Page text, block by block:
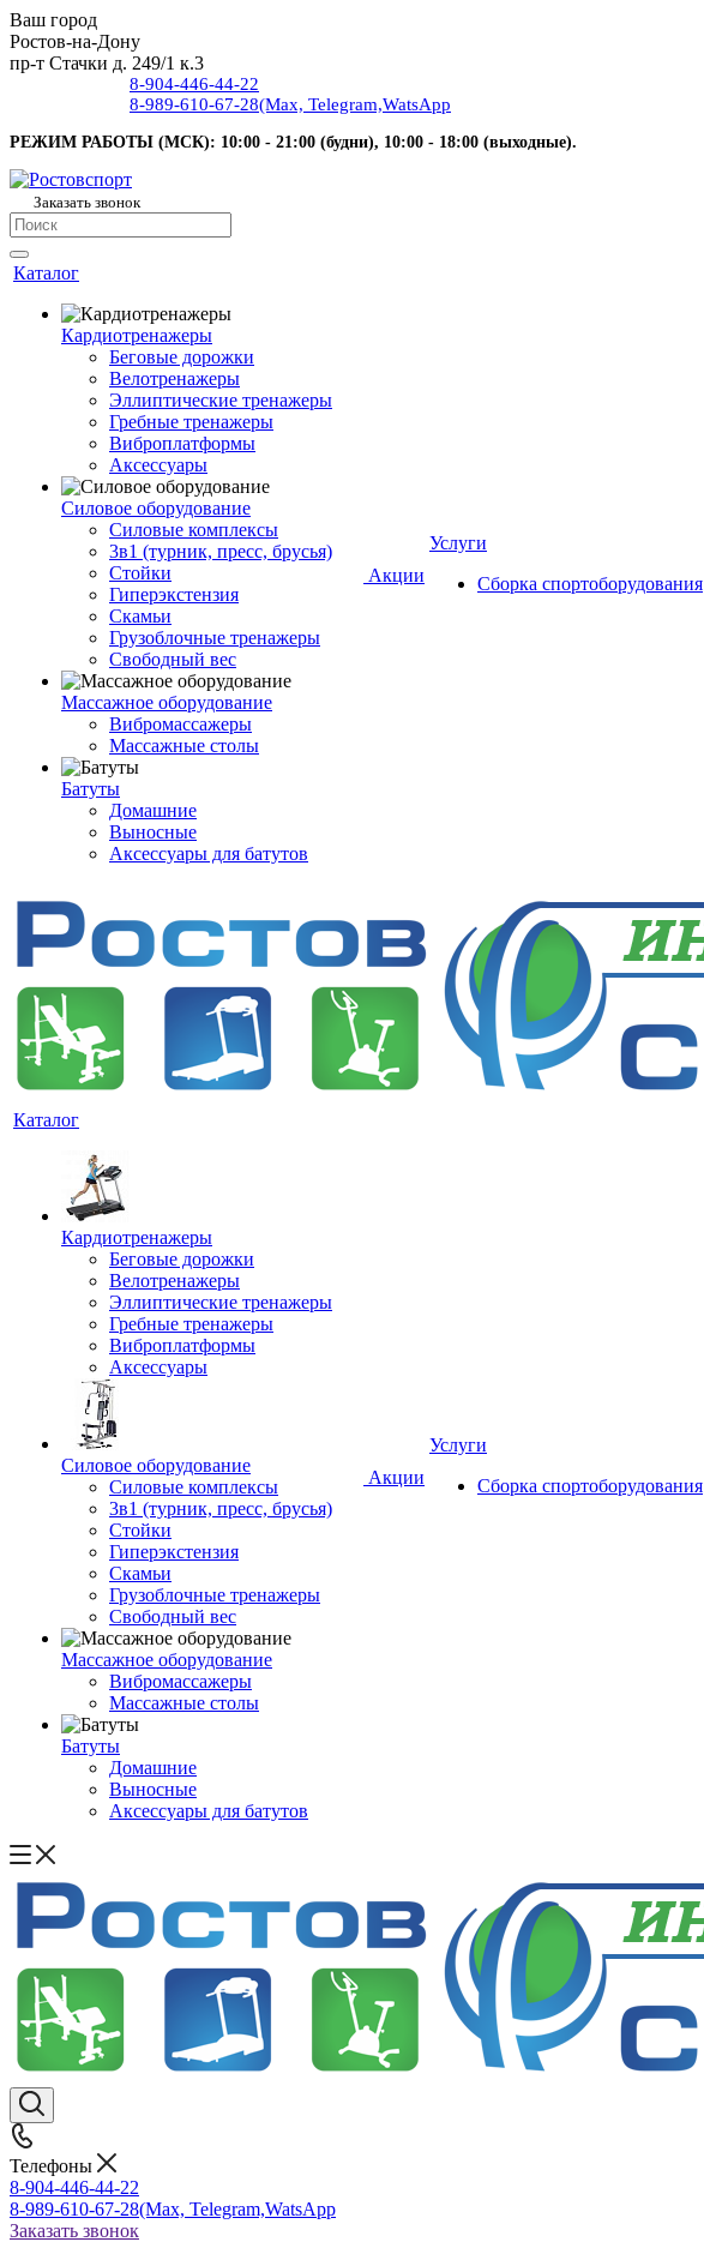
Ваш город
Ростов-на-Дону
пр-т Стачки д. 249/1 к.3
8-904-446-44-22
8-989-610-67-28(Max, Telegram,WatsApp
РЕЖИМ РАБОТЫ (МСК): 10:00 - 21:00 (будни), 10:00 - 18:00 (выходные).
Заказать звонок
Каталог
Кардиотренажеры
Беговые дорожки
Велотренажеры
Эллиптические тренажеры
Гребные тренажеры
Виброплатформы
Аксессуары
Силовое оборудование
Силовые комплексы
3в1 (турник, пресс, брусья)
Стойки
Гиперэкстензия
Скамьи
Грузоблочные тренажеры
Свободный вес
Массажное оборудование
Вибромассажеры
Массажные столы
Батуты
Домашние
Выносные
Аксессуары для батутов
Акции
Услуги
Сборка спортоборудования
Каталог
Кардиотренажеры
Беговые дорожки
Велотренажеры
Эллиптические тренажеры
Гребные тренажеры
Виброплатформы
Аксессуары
Силовое оборудование
Силовые комплексы
3в1 (турник, пресс, брусья)
Стойки
Гиперэкстензия
Скамьи
Грузоблочные тренажеры
Свободный вес
Массажное оборудование
Вибромассажеры
Массажные столы
Батуты
Домашние
Выносные
Аксессуары для батутов
Акции
Услуги
Сборка спортоборудования
Телефоны
8-904-446-44-22
8-989-610-67-28(Max, Telegram,WatsApp
Заказать звонок